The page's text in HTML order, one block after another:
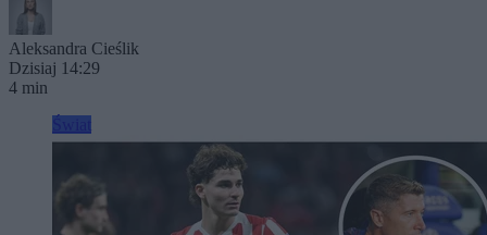
Aleksandra Cieślik
Dzisiaj 14:29
4 min